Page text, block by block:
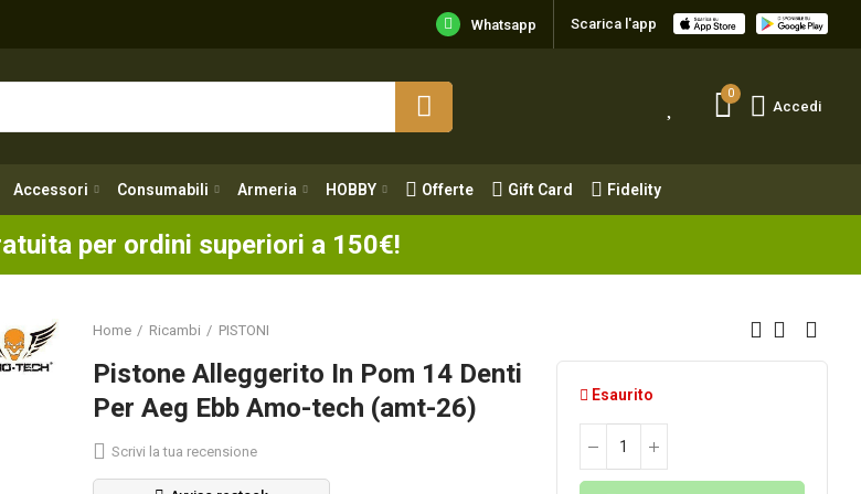
Whatsapp Scarica l'app
0
Accedi
Accessori Consumabili Armeria HOBBY Offerte Gift Card Fidelity
per ordini superiori a 150€!
Offerte Gift Card Fidelity
Home Ricambi PISTONI
Pistone Alleggerito In Pom 14 Denti
Per Aeg Ebb Amo-tech (amt-26)
Scrivi la tua recensione
Esaurito